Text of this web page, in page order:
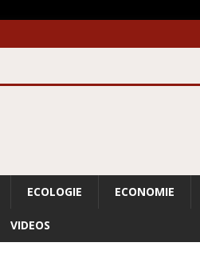
ECOLOGIE ECONOMIE
VIDEOS